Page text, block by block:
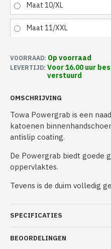
VOORRAAD: Op voorraad
LEVERTIJD: Voor 16.00 uur
verstuurd
Maat 10/XL
Maat 11/XXL
OMSCHRIJVING
Towa Powergrab is een
katoenen
antislip coating.
De Powergrab biedt goede
oppervlaktes.
Tevens is de duim volledig
SPECIFICATIES
BEOORDELINGEN